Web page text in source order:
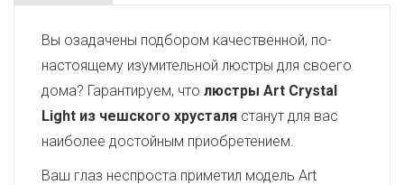
Вы озадачены подбором качественной, по-
настоящему изумительной люстры для своего
дома? Гарантируем, что люстры Art Crystal
Light из чешского хрусталя станут для вас
наиболее достойным приобретением.
Ваш глаз неспроста приметил модель Art